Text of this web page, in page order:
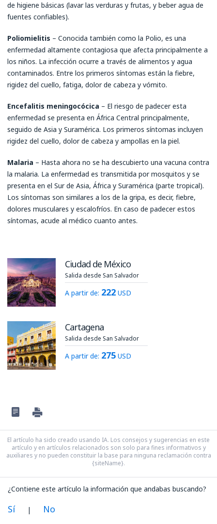
de higiene básicas (lavar las verduras y frutas, y beber agua de
fuentes confiables).
Poliomielitis – Conocida también como la Polio, es una
enfermedad altamente contagiosa que afecta principalmente a
los niños. La infección ocurre a través de alimentos y agua
contaminados. Entre los primeros síntomas están la fiebre,
rigidez del cuello, fatiga, dolor de cabeza y vómito.
Encefalitis meningocócica – El riesgo de padecer esta
enfermedad se presenta en África Central principalmente,
seguido de Asia y Suramérica. Los primeros síntomas incluyen
rigidez del cuello, dolor de cabeza y ampollas en la piel.
Malaria – Hasta ahora no se ha descubierto una vacuna contra
la malaria. La enfermedad es transmitida por mosquitos y se
presenta en el Sur de Asia, África y Suramérica (parte tropical).
Los síntomas son similares a los de la gripa, es decir, fiebre,
dolores musculares y escalofríos. En caso de padecer estos
síntomas, acude al médico cuanto antes.
Ciudad de México
Salida desde San Salvador
A partir de: 222 USD
Cartagena
Salida desde San Salvador
A partir de: 275 USD
El artículo ha sido creado usando IA. Los consejos y sugerencias en este
artículo y en artículos relacionados son solo para fines informativos y
auxiliares y no pueden constituir la base para ninguna reclamación contra
{siteName}.
¿Contiene este artículo la información que andabas buscando?
Sí | No